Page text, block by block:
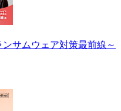
サムウェア対策最前線～